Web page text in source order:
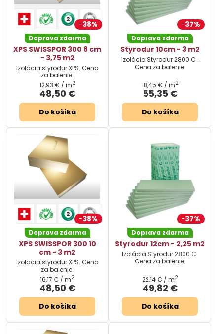
38%
Doprava zdarma
XPS SWISSPOR 300 8 cm
- 3,75 m2
Izolácia styrodur XPS. Cena
za balenie.
48,50 €
12,93 € / m2
Do košíka
37%
Doprava zdarma
Styrodur 10cm - 3 m2
Izolácia Styrodur 2800 C .
Cena za balenie.
55,35 €
18,45 € / m2
Do košíka
38%
Doprava zdarma
XPS SWISSPOR 300 10
cm - 3 m2
Izolácia styrodur XPS. Cena
za balenie.
48,50 €
16,17 € / m2
Do košíka
37%
Doprava zdarma
Styrodur 12cm - 2,25 m2
Izolácia Styrodur 2800 C.
Cena za balenie.
49,82 €
22,14 € / m2
Do košíka